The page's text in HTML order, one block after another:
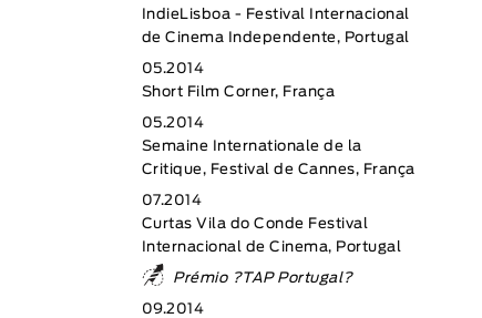
IndieLisboa - Festival Internacional
de Cinema Independente, Portugal
05.2014
Short Film Corner, França
05.2014
Semaine Internationale de la
Critique, Festival de Cannes, França
07.2014
Curtas Vila do Conde Festival
Internacional de Cinema, Portugal
Prémio ?TAP Portugal?
09.2014